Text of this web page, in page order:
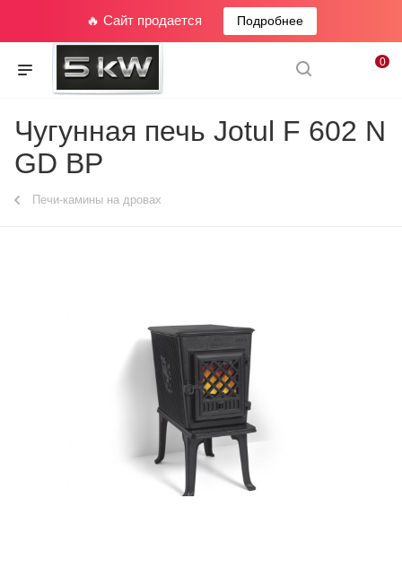
🔥 Сайт продается Подробнее
0
Чугунная печь Jotul F 602 N
GD BP
Печи-камины на дровах